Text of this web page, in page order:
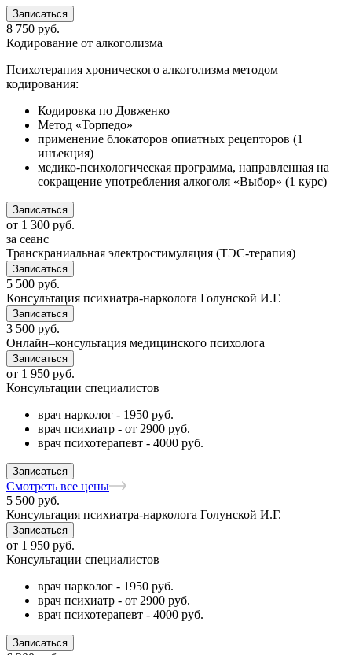
Записаться
8 750 руб.
Кодирование от алкоголизма
Психотерапия хронического алкоголизма методом
кодирования:
Кодировка по Довженко
Метод «Торпедо»
применение блокаторов опиатных рецепторов (1
инъекция)
медико-психологическая программа, направленная на
сокращение употребления алкоголя «Выбор» (1 курс)
Записаться
от 1 300 руб.
за сеанс
Транскраниальная электростимуляция (ТЭС-терапия)
Записаться
5 500 руб.
Консультация психиатра-нарколога Голунской И.Г.
Записаться
3 500 руб.
Онлайн–консультация медицинского психолога
Записаться
от 1 950 руб.
Консультации специалистов
врач нарколог - 1950 руб.
врач психиатр - от 2900 руб.
врач психотерапевт - 4000 руб.
Записаться
Смотреть все цены
5 500 руб.
Консультация психиатра-нарколога Голунской И.Г.
Записаться
от 1 950 руб.
Консультации специалистов
врач нарколог - 1950 руб.
врач психиатр - от 2900 руб.
врач психотерапевт - 4000 руб.
Записаться